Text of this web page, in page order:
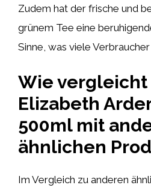
Zudem hat der frische und
grünem Tee eine
Sinne, was viele
Wie vergleicht
Elizabeth
500ml mit
ähnlichen
Im Vergleich zu anderen